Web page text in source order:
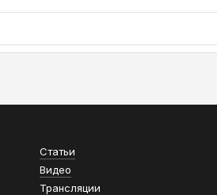
Статьи
Видео
Трансляции